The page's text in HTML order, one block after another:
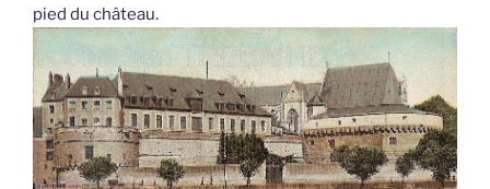
pied du château.